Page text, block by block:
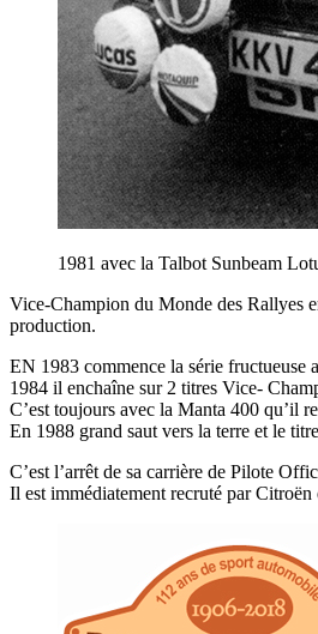
1981 avec la Talbot Sunbeam
Vice-Champion du Monde des Rallyes
production.
EN 1983 commence la série fructueuse
1984 il enchaîne sur 2 titres Vice-
C’est toujours avec la Manta 400 qu’il
En 1988 grand saut vers la terre et le
C’est l’arrêt de sa carrière de Pilote
Il est immédiatement recruté par